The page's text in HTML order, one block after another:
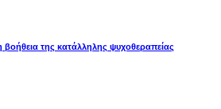
βοήθεια της κατάλληλης ψυχοθεραπείας